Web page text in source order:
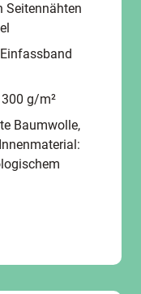
Seitennähten
g/m²
Baumwolle,